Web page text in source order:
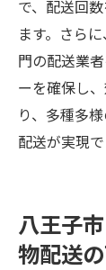
で、配送回
ます。さら
門の配送業
ーを確保し
り、多種多
配送が実現で
八王子
物配送